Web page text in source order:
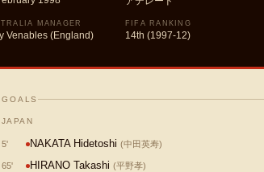
MANAGER
Venables (England)
FIFA RANKING
14th (1997-12)
GOALS
JAPAN
5' NAKATA Hidetoshi (中田英寿)
65' HIRANO Takashi (平野孝)